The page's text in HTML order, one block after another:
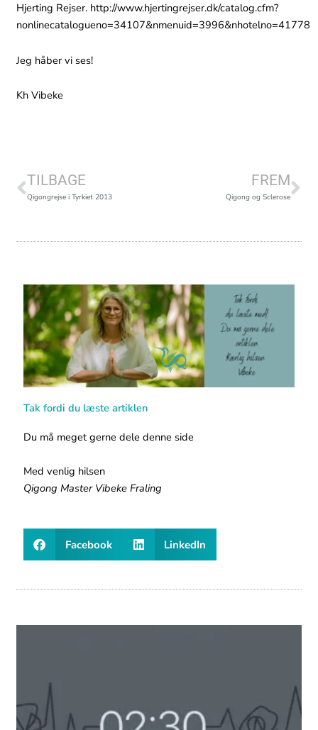
Hjerting Rejser. http://www.hjertingrejser.dk/catalog.cfm?
nonlinecatalogueno=34107&nmenuid=3996&nhotelno=41778
Jeg håber vi ses!
Kh Vibeke
TILBAGE
Qigongrejse i Tyrkiet 2013
FREM
Qigong og Sclerose
Tak fordi du læste artiklen
Du må meget gerne dele denne side
Med venlig hilsen
Qigong Master Vibeke Fraling
Facebook LinkedIn